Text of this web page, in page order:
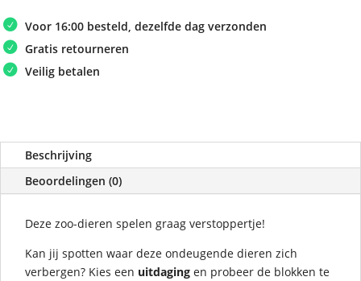
Voor 16:00 besteld, dezelfde dag verzonden
Gratis retourneren
Veilig betalen
Beschrijving
Beoordelingen (0)
Deze zoo-dieren spelen graag verstoppertje!
Kan jij spotten waar deze ondeugende dieren zich
verbergen? Kies een uitdaging en probeer de blokken te